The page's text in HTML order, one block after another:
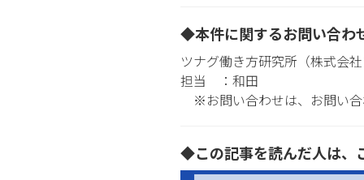
◆本件に関するお問い合わ
ツナグ働き方研究所（株式会
担当 ：和田
※お問い合わせは、お問い
◆この記事を読んだ人は、